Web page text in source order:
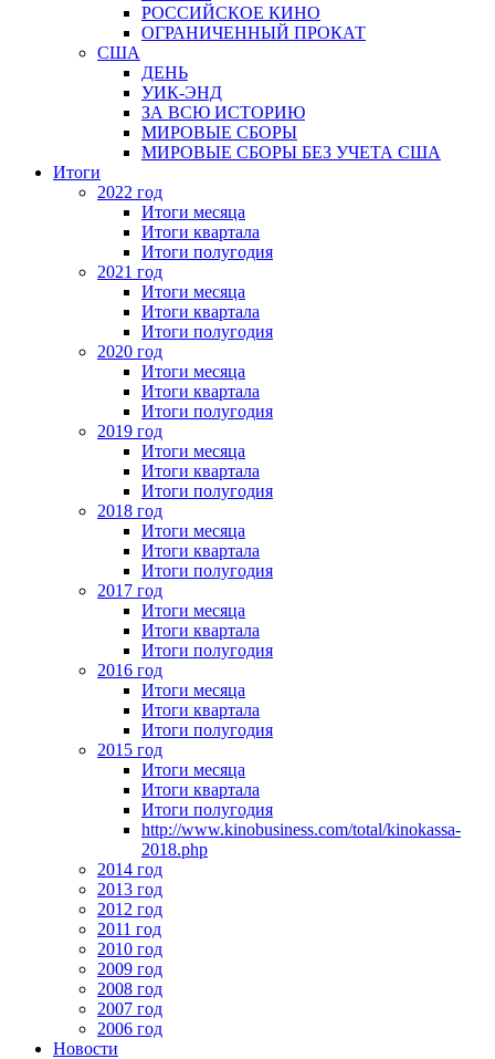
РОССИЙСКОЕ КИНО
ОГРАНИЧЕННЫЙ ПРОКАТ
США
ДЕНЬ
УИК-ЭНД
ЗА ВСЮ ИСТОРИЮ
МИРОВЫЕ СБОРЫ
МИРОВЫЕ СБОРЫ БЕЗ УЧЕТА США
Итоги
2022 год
Итоги месяца
Итоги квартала
Итоги полугодия
2021 год
Итоги месяца
Итоги квартала
Итоги полугодия
2020 год
Итоги месяца
Итоги квартала
Итоги полугодия
2019 год
Итоги месяца
Итоги квартала
Итоги полугодия
2018 год
Итоги месяца
Итоги квартала
Итоги полугодия
2017 год
Итоги месяца
Итоги квартала
Итоги полугодия
2016 год
Итоги месяца
Итоги квартала
Итоги полугодия
2015 год
Итоги месяца
Итоги квартала
Итоги полугодия
http://www.kinobusiness.com/total/kinokassa-
2018.php
2014 год
2013 год
2012 год
2011 год
2010 год
2009 год
2008 год
2007 год
2006 год
Новости